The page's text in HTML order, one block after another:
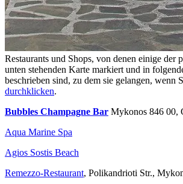
Restaurants und Shops, von denen einige der
unten stehenden Karte markiert und in
beschrieben sind, zu dem sie gelangen, wenn
durchklicken.
Bubbles Champagne Bar Mykonos 846 00,
Aqua Marine Spa
Agios Sostis Beach
Remezzo-Restaurant, Polikandrioti Str.,